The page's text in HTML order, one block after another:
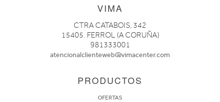
VIMA
CTRA CATABOIS, 342
15405. FERROL (A CORUÑA)
981333001
atencionalclienteweb@vimacenter.com
PRODUCTOS
OFERTAS